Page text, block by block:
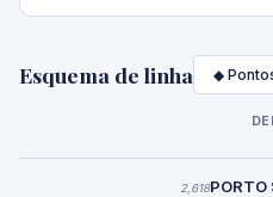
Esquema de linha ◆
2,618PORTO